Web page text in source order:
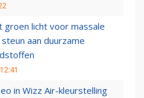
groen licht voor massale
aan duurzame
in Wizz Air-kleurstelling